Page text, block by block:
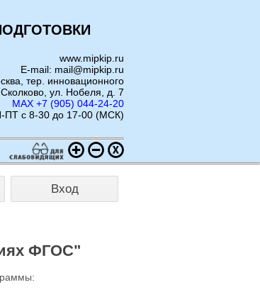
www.mipkip.ru
E-mail: mail@mipkip.ru
тер. инновационного
ул. Нобеля, д. 7
MAX +7 (905) 044-24-20
ПТ с 8-30 до 17-00 (МСК)
Вход
ФГОС"